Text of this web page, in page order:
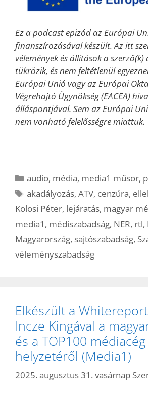
Ez a podcast epizód az Európai
finanszírozásával készült. Az itt
vélemények és állítások a
tükrözik, és nem feltétlenül
Európai Unió vagy az Európai
Végrehajtó Ügynökség (EACEA)
álláspontjával. Sem az Európai
nem vonható felelősségre miattuk.
Kategória
audio, média, media1 műsor,
Címkék
akadályozás,ATV, cenzúra,
Kolosi Péter, lejáratás, magyar
media1 , médiszabadság, NER, rtl,
Magyarország, sajtószabadság,
véleményszabadság
Elkészült a
Incze Kingával a
és a TOP100 médiacég
helyzetéről (Media1)
2025. augusztus 31. vasárnap